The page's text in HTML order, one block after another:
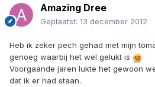
Amazing Dree
Geplaatst: 13 december 2012
Heb ik zeker pech gehad met mijn
genoeg waarbij het wel gelukt is
Voorgaande jaren lukte het gewoon
dat ik er had staan.